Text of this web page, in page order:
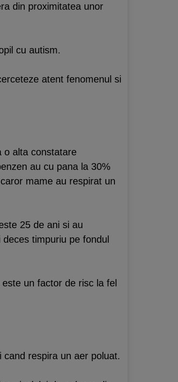
din proximitatea unor
cu autism.
atent fenomenul si
o alta constatare
au cu pana la 30%
mame au respirat un
25 de ani si au
timpuriu pe fondul
un factor de risc la fel
respira un aer poluat.